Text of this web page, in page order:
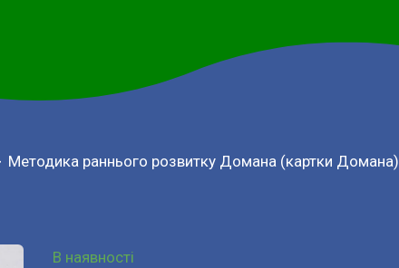
Методика раннього розвитку Домана (картки Домана)
В наявності